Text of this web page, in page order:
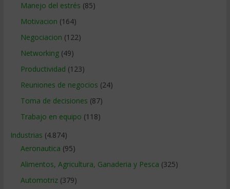
Manejo del estrés (85)
Motivacion (164)
Negociacion (122)
Networking(49)
Productividad (123)
Reuniones de negocios (24)
Toma de decisiones (87)
Trabajo en equipo (118)
Industrias (4.874)
Aeronautica (95)
Alimentos, Agricultura, Ganaderia y Pesca (325)
Automotriz(379)